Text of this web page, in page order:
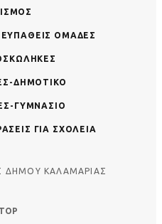
ΕΥΠΑΘΕΊΣ ΟΜΆΔΕΣ
ΔΗΜΟΤΙΚΌ
ΓΥΜΝΆΣΙΟ
ΓΙΑ ΣΧΟΛΕΊΑ
ΔΗΜΟΥ ΚΑΛΑΜΑΡΙΑΣ
TOP